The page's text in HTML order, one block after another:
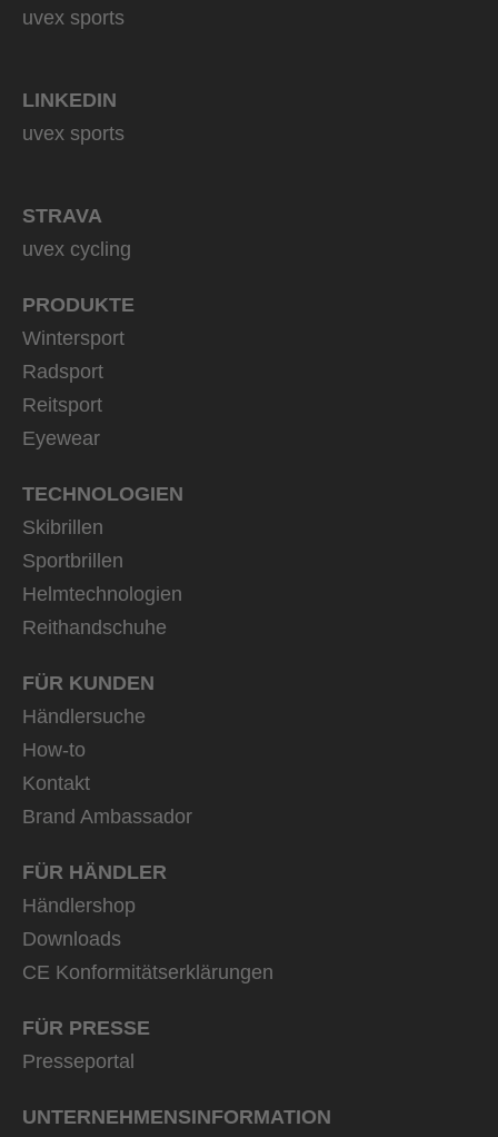
uvex sports
LINKEDIN
uvex sports
STRAVA
uvex cycling
PRODUKTE
Wintersport
Radsport
Reitsport
Eyewear
TECHNOLOGIEN
Skibrillen
Sportbrillen
Helmtechnologien
Reithandschuhe
FÜR KUNDEN
Händlersuche
How-to
Kontakt
Brand Ambassador
FÜR HÄNDLER
Händlershop
Downloads
CE Konformitätserklärungen
FÜR PRESSE
Presseportal
UNTERNEHMENS­INFORMATION